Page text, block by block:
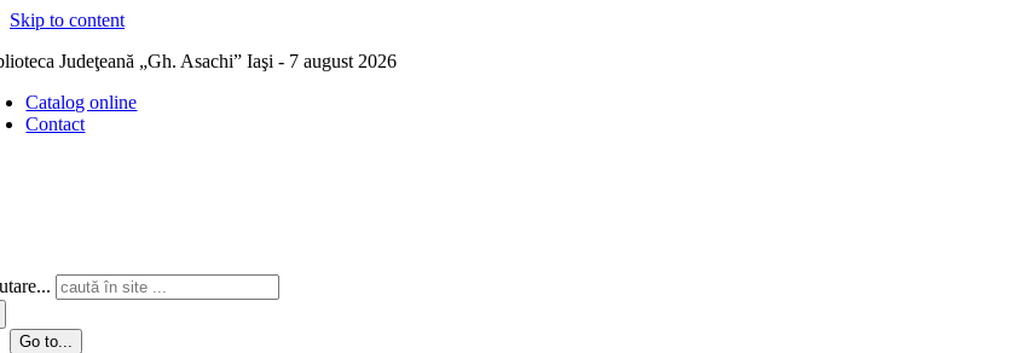
Skip to content
Judeţeană „Gh. Asachi” Iaşi - 7 august 2026
Catalog online
Contact
Go to...